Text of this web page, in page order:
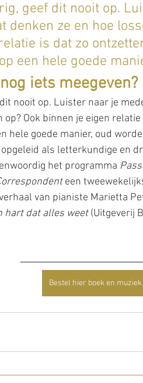
geef dit nooit op.
denken ze en hoe
is dat zo
een hele goede
iets meegeven?
nooit op. Luister naar je
Ook binnen je eigen
hele goede manier, oud
als letterkundige en
het programma
een
van pianiste Marietta
hart dat alles weet (Uitgeverij
Bestel hier boek en